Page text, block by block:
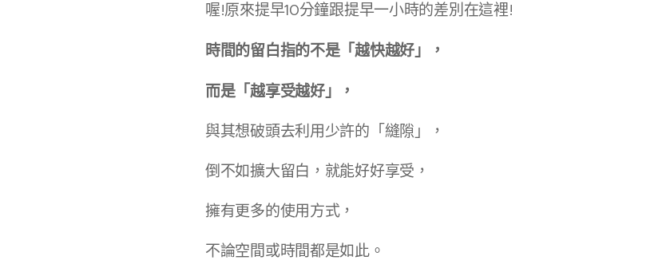
喔!原來提早10分鐘跟提早一小時的差別在這裡!
時間的留白指的不是「越快越好」，
而是「越享受越好」，
與其想破頭去利用少許的「縫隙」，
倒不如擴大留白，就能好好享受，
擁有更多的使用方式，
不論空間或時間都是如此。